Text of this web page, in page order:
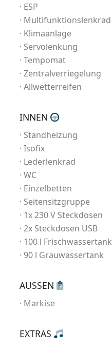
ESP
Multifunktionslenkrad
Klimaanlage
Servolenkung
Tempomat
Zentralverriegelung
Allwetterreifen
INNEN
Standheizung
Isofix
Lederlenkrad
WC
Einzelbetten
Seitensitzgruppe
1x 230 V Steckdosen
2x Steckdosen USB
100 l Frischwassertank
90 l Grauwassertank
AUSSEN
Markise
EXTRAS